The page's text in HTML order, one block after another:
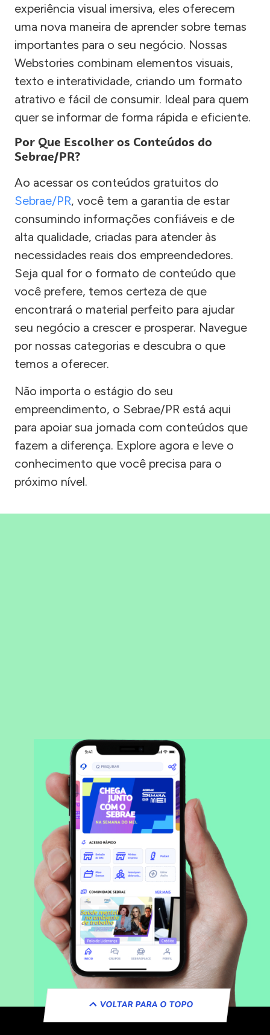
experiência visual imersiva, eles oferecem
uma nova maneira de aprender sobre temas
importantes para o seu negócio. Nossas
Webstories combinam elementos visuais,
texto e interatividade, criando um formato
atrativo e fácil de consumir. Ideal para quem
quer se informar de forma rápida e eficiente.
Por Que Escolher os Conteúdos do
Sebrae/PR?
Ao acessar os conteúdos gratuitos do
Sebrae/PR, você tem a garantia de estar
consumindo informações confiáveis e de
alta qualidade, criadas para atender às
necessidades reais dos empreendedores.
Seja qual for o formato de conteúdo que
você prefere, temos certeza de que
encontrará o material perfeito para ajudar
seu negócio a crescer e prosperar. Navegue
por nossas categorias e descubra o que
temos a oferecer.
Não importa o estágio do seu
empreendimento, o Sebrae/PR está aqui
para apoiar sua jornada com conteúdos que
fazem a diferença. Explore agora e leve o
conhecimento que você precisa para o
próximo nível.
VOLTAR PARA O TOPO